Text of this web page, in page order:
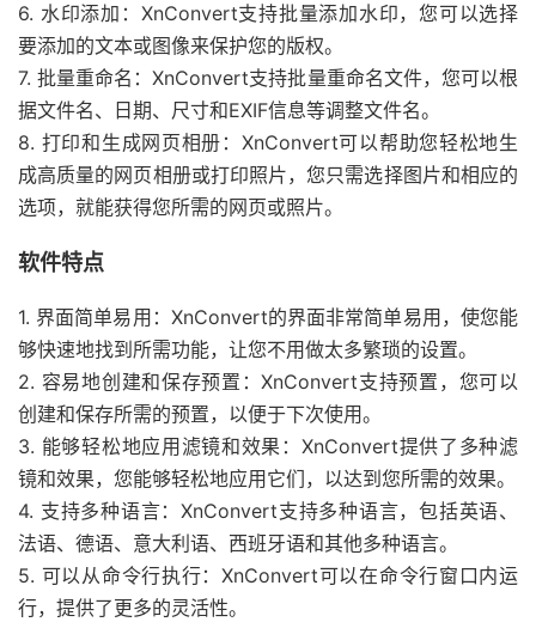
6. 水印添加：XnConvert支持批量添加水印，您可以选择
要添加的文本或图像来保护您的版权。
7. 批量重命名：XnConvert支持批量重命名文件，您可以根
据文件名、日期、尺寸和EXIF信息等调整文件名。
8. 打印和生成网页相册：XnConvert可以帮助您轻松地生
成高质量的网页相册或打印照片，您只需选择图片和相应的
选项，就能获得您所需的网页或照片。
软件特点
1. 界面简单易用：XnConvert的界面非常简单易用，使您能
够快速地找到所需功能，让您不用做太多繁琐的设置。
2. 容易地创建和保存预置：XnConvert支持预置，您可以
创建和保存所需的预置，以便于下次使用。
3. 能够轻松地应用滤镜和效果：XnConvert提供了多种滤
镜和效果，您能够轻松地应用它们，以达到您所需的效果。
4. 支持多种语言：XnConvert支持多种语言，包括英语、
法语、德语、意大利语、西班牙语和其他多种语言。
5. 可以从命令行执行：XnConvert可以在命令行窗口内运
行，提供了更多的灵活性。